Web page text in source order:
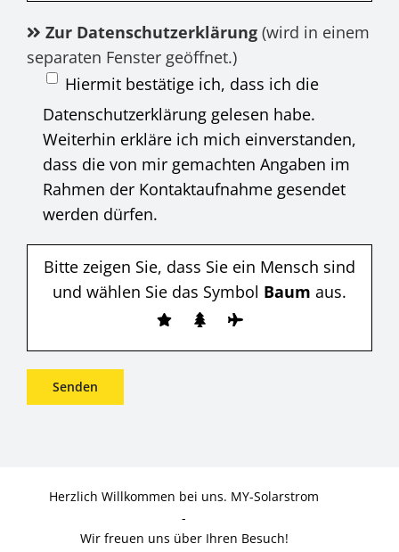
Zur Datenschutzerklärung(wird in einem
separaten Fenster geöffnet.)
Hiermit bestätige ich, dass ich die
Datenschutzerklärung gelesen habe.
Weiterhin erkläre ich mich einverstanden,
dass die von mir gemachten Angaben im
Rahmen der Kontaktaufnahme gesendet
werden dürfen.
Bitte zeigen Sie, dass Sie ein Mensch sind
und wählen Sie das Symbol Baum aus.
Herzlich Willkommen bei uns. MY-Solarstrom
-
Wir freuen uns über Ihren Besuch!